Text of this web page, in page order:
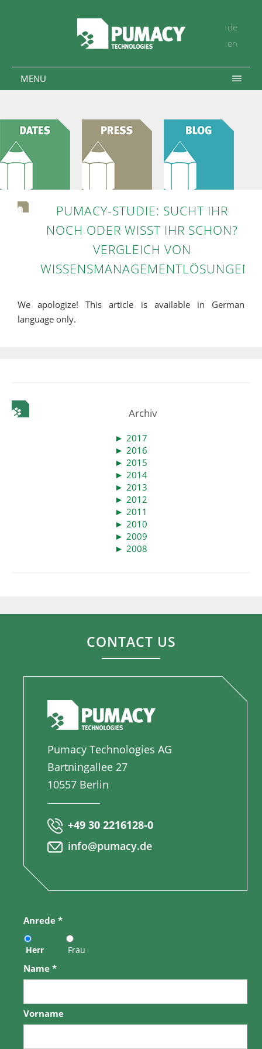
de
en
MENU
PUMACY-STUDIE: SUCHT IHR
NOCH ODER WISST IHR SCHON?
VERGLEICH VON
WISSENSMANAGEMENTLÖSUNGEN
We apologize! This article is available in German
language only.
Archiv
► 2017
► 2016
► 2015
► 2014
► 2013
► 2012
► 2011
► 2010
► 2009
► 2008
CONTACT US
Pumacy Technologies AG
Bartningallee 27
10557 Berlin
+49 30 2216128-0
info@pumacy.de
Anrede *
Herr Frau
Name *
Vorname